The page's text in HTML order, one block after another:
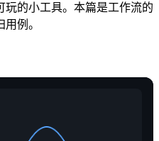
玩的小工具。本篇是工作流的
例。